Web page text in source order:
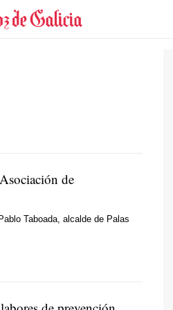
de
Taboada, alcalde de Palas